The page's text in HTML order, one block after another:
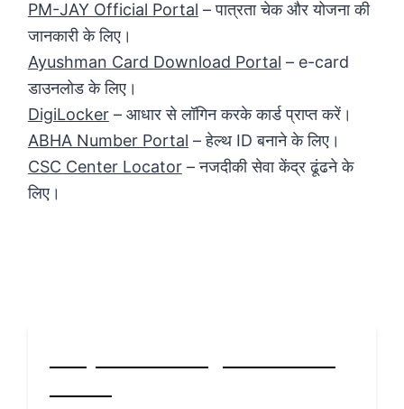
PM-JAY Official Portal – पात्रता चेक और योजना की
जानकारी के लिए।
Ayushman Card Download Portal – e-card
डाउनलोड के लिए।
DigiLocker– आधार से लॉगिन करके कार्ड प्राप्त करें।
ABHA Number Portal – हेल्थ ID बनाने के लिए।
CSC Center Locator– नजदीकी सेवा केंद्र ढूंढने के
लिए।